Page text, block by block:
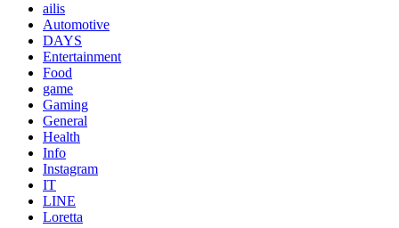
ailis
Automotive
DAYS
Entertainment
Food
game
Gaming
General
Health
Info
Instagram
IT
LINE
Loretta